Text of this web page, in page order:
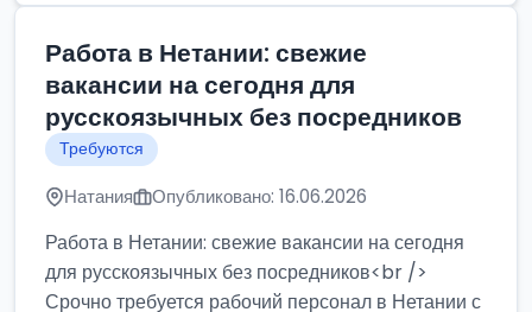
Работа в Нетании: свежие
вакансии на сегодня для
русскоязычных без посредников
Требуются
Натания Опубликовано: 16.06.2026
Работа в Нетании: свежие вакансии на сегодня
для русскоязычных без посредников<br />
Срочно требуется рабочий персонал в Нетании с